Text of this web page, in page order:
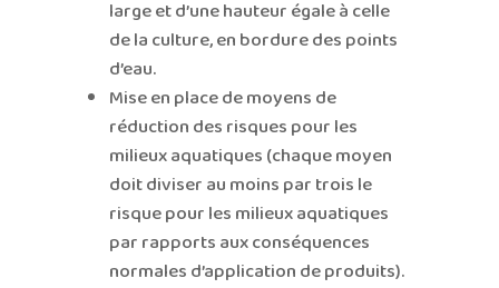
large et d’une hauteur égale à celle
de la culture, en bordure des points
d’eau.
Mise en place de moyens de
réduction des risques pour les
milieux aquatiques (chaque moyen
doit diviser au moins par trois le
risque pour les milieux aquatiques
par rapports aux conséquences
normales d’application de produits).